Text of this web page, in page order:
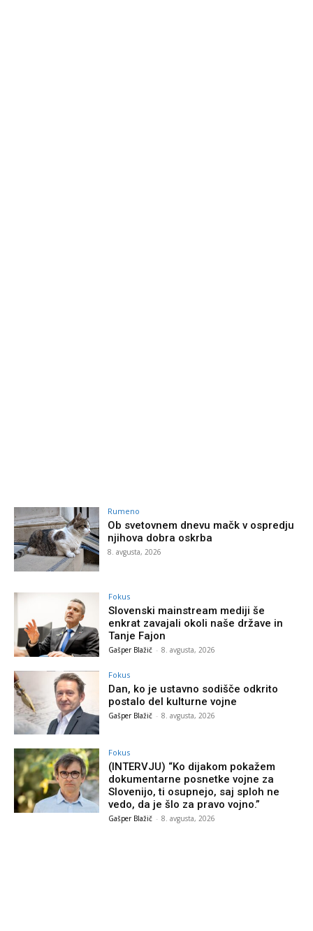
Rumeno
Ob svetovnem dnevu mačk v ospredju
njihova dobra oskrba
8. avgusta, 2026
Fokus
Slovenski mainstream mediji še
enkrat zavajali okoli naše države in
Tanje Fajon
Gašper Blažič - 8. avgusta, 2026
Fokus
Dan, ko je ustavno sodišče odkrito
postalo del kulturne vojne
Gašper Blažič - 8. avgusta, 2026
Fokus
(INTERVJU) “Ko dijakom pokažem
dokumentarne posnetke vojne za
Slovenijo, ti osupnejo, saj sploh ne
vedo, da je šlo za pravo vojno.”
Gašper Blažič - 8. avgusta, 2026